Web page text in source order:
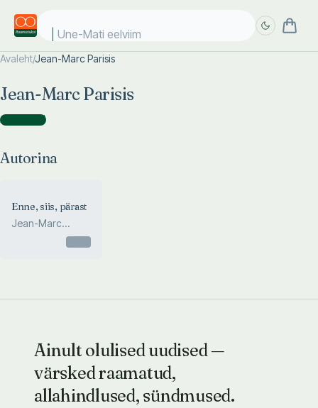
Une-Mati eelviima
Avaleht/Jean-Marc Parisis
Jean-Marc Parisis
Autorina )
Autorina
Enne, siis, pärast
Jean-Marc
Ainult olulised uudised —
värsked raamatud,
allahindlused, sündmused.